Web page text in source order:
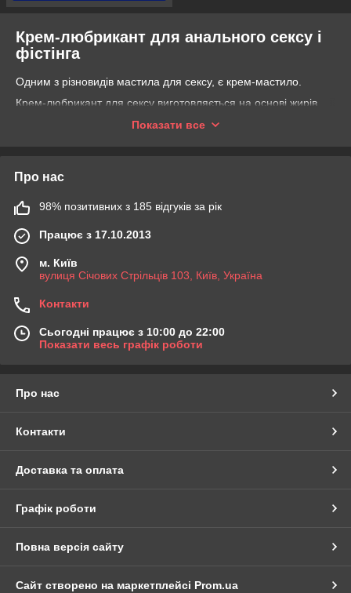
Крем-любрикант для анального сексу і
фістінга
Одним з різновидів мастила для сексу, є крем-мастило.
Крем-любрикант для сексу виготовляється на основі жирів
насолоджуєтеся сексом без потреби періодично додавати
крем в ході акта. Таким чином ви насолоджуєтеся
пристрастю не зазнаючи страждання від тертя.
В креми для анального сексу можуть бути додані різні
або якщо рослинні домішки, загоюючи компоненти.
У нашому магазині Ви можете придбати крем для анального
сексу і фістінга від європейських виробників / США. Цей вид
любрикантів для сексу популярний на Заході за рахунок
незмінної якості.
Показати все
Про нас
98% позитивних з 185 відгуків за рік
Працює з 17.10.2013
м. Київ
вулиця Січових Стрільців 103, Київ, Україна
Контакти
Сьогодні працює з 10:00 до 22:00
Показати весь графік роботи
Про нас
Контакти
Доставка та оплата
Графік роботи
Повна версія сайту
Сайт створено на маркетплейсі Prom.ua